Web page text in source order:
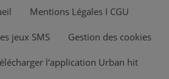
Mentions Légales I CGU
jeux SMS Gestion des cookies
l'application Urban hit